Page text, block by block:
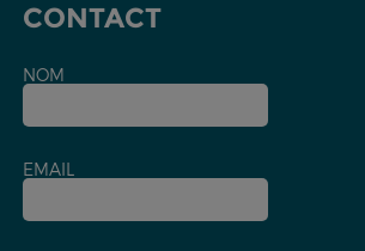
CONTACT
NOM
EMAIL